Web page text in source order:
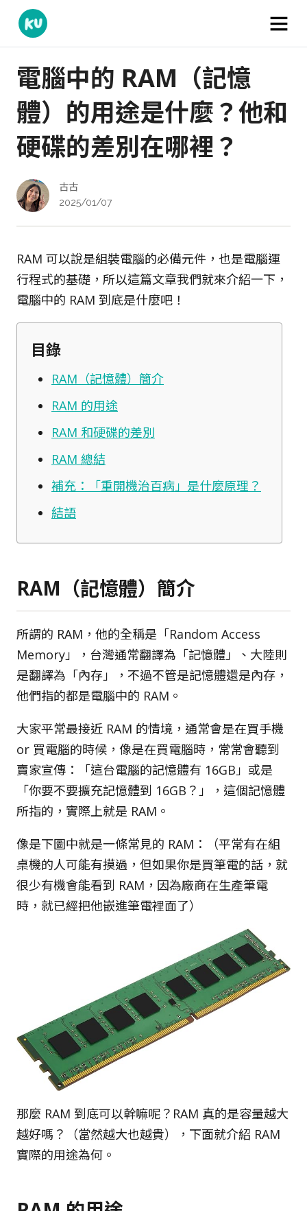
電腦中的 RAM（記憶
體）的用途是什麼？他和
硬碟的差別在哪裡？
古古
2025/01/07
RAM 可以說是組裝電腦的必備元件，也是電腦運
行程式的基礎，所以這篇文章我們就來介紹一下，
電腦中的 RAM 到底是什麼吧！
目錄
RAM（記憶體）簡介
RAM 的用途
RAM 和硬碟的差別
RAM 總結
補充：「重開機治百病」是什麼原理？
結語
RAM（記憶體）簡介
所謂的 RAM，他的全稱是「Random Access
Memory」，台灣通常翻譯為「記憶體」、大陸則
是翻譯為「內存」，不過不管是記憶體還是內存，
他們指的都是電腦中的 RAM。
大家平常最接近 RAM 的情境，通常會是在買手機
or 買電腦的時候，像是在買電腦時，常常會聽到
賣家宣傳：「這台電腦的記憶體有 16GB」或是
「你要不要擴充記憶體到 16GB？」，這個記憶體
所指的，實際上就是 RAM。
像是下圖中就是一條常見的 RAM：（平常有在組
桌機的人可能有摸過，但如果你是買筆電的話，就
很少有機會能看到 RAM，因為廠商在生產筆電
時，就已經把他嵌進筆電裡面了）
那麼 RAM 到底可以幹嘛呢？RAM 真的是容量越大
越好嗎？（當然越大也越貴），下面就介紹 RAM
實際的用途為何。